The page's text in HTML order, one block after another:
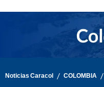
Noticias Caracol / COLOMBIA /